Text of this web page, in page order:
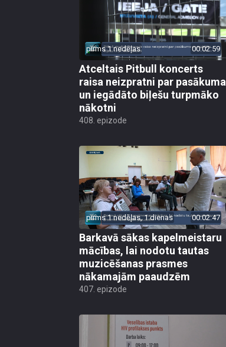
pirms 1 nedēļas 00:02:59
Atceltais Pitbull koncerts
raisa neizpratni par pasākuma
un iegādāto biļešu turpmāko
nākotni
408. epizode
pirms 1 nedēļas, 1 dienas 00:02:47
Barkavā sākas kapelmeistaru
mācības, lai nodotu tautas
muzicēšanas prasmes
nākamajām paaudzēm
407. epizode